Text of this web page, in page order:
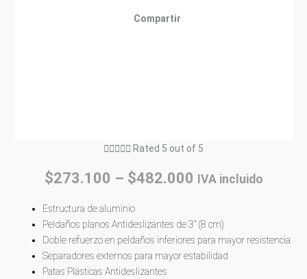
Compartir
 Rated 5 out of 5
$273.100 – $482.000 IVA incluido
Estructura de aluminio
Peldaños planos Antideslizantes de 3″ (8 cm)
Doble refuerzo en peldaños inferiores para mayor resistencia
Separadores externos para mayor estabilidad
Patas Plásticas Antideslizantes